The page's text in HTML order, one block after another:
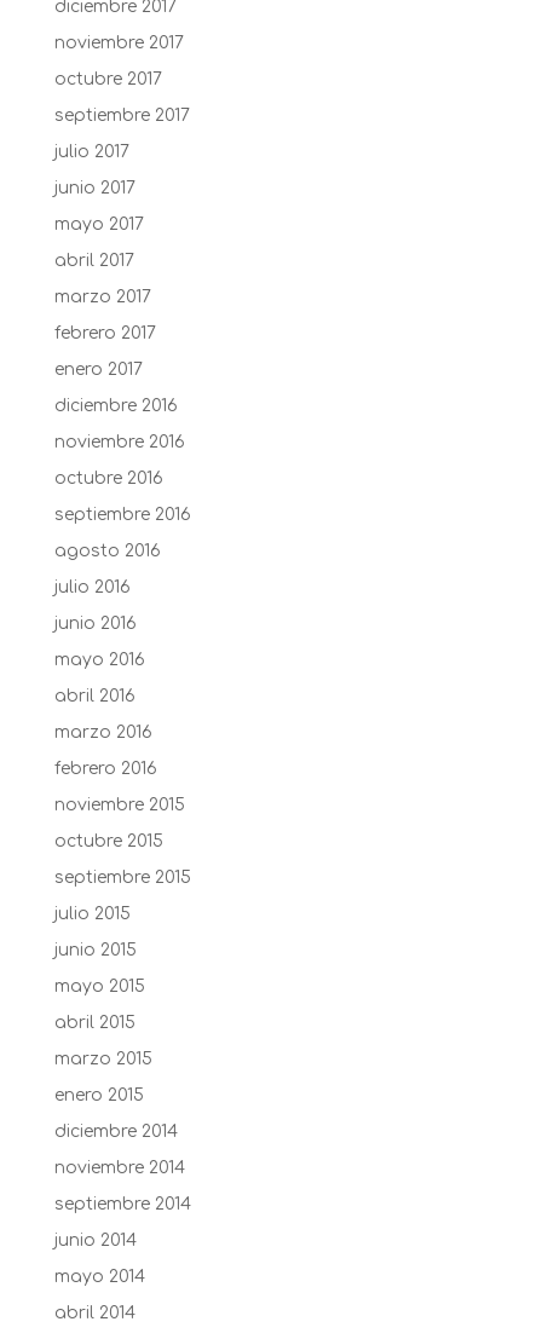
diciembre 2017
noviembre 2017
octubre 2017
septiembre 2017
julio 2017
junio 2017
mayo 2017
abril 2017
marzo 2017
febrero 2017
enero 2017
diciembre 2016
noviembre 2016
octubre 2016
septiembre 2016
agosto 2016
julio 2016
junio 2016
mayo 2016
abril 2016
marzo 2016
febrero 2016
noviembre 2015
octubre 2015
septiembre 2015
julio 2015
junio 2015
mayo 2015
abril 2015
marzo 2015
enero 2015
diciembre 2014
noviembre 2014
septiembre 2014
junio 2014
mayo 2014
abril 2014